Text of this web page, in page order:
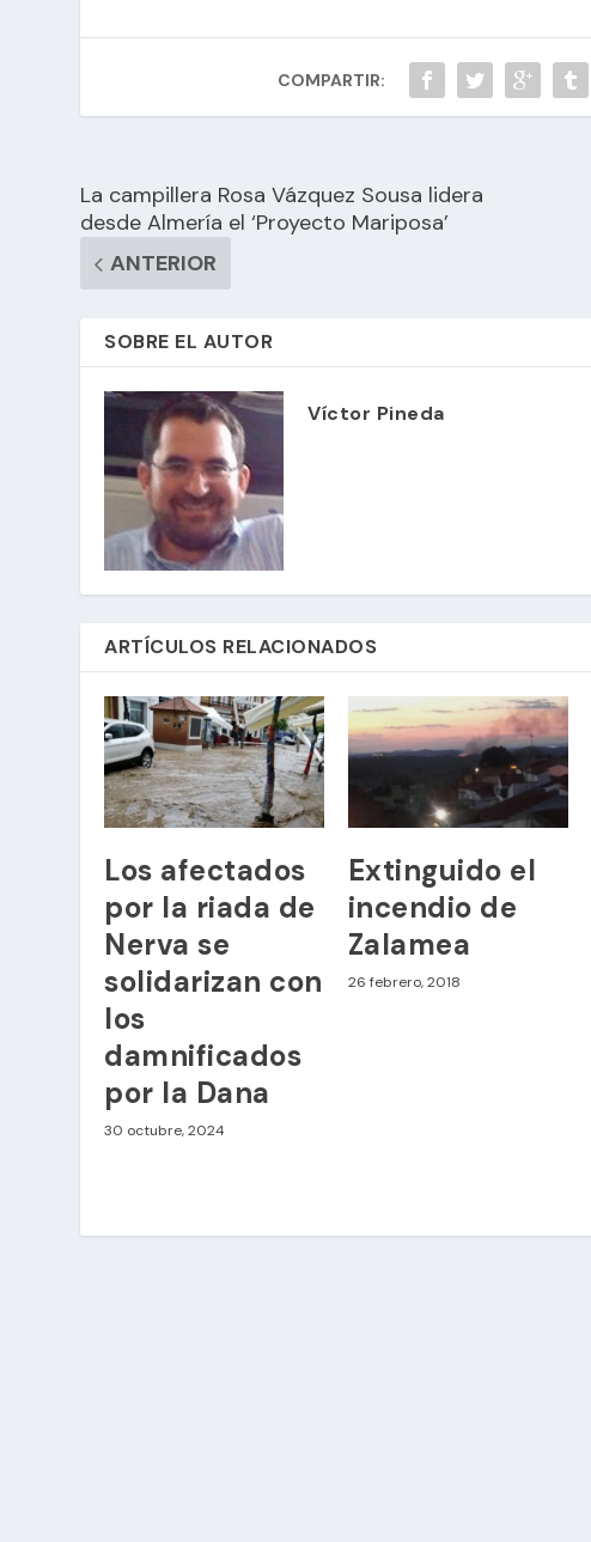
COMPARTIR:
La campillera Rosa Vázquez Sousa lidera
desde Almería el ‘Proyecto Mariposa’
ANTERIOR
SOBRE EL AUTOR
Víctor Pineda
ARTÍCULOS RELACIONADOS
Los afectados
por la riada de
Nerva se
solidarizan con
los
damnificados
por la Dana
30 octubre, 2024
Extinguido el
incendio de
Zalamea
26 febrero, 2018